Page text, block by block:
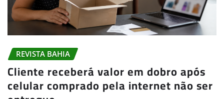
REVISTA BAHIA
Cliente receberá valor em dobro após
celular comprado pela internet não ser